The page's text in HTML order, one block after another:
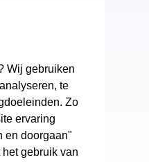
Wij gebruiken
te
Zo
ervaring
en doorgaan"
gebruik van